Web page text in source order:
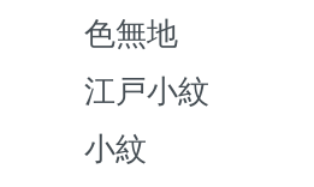
色無地
江戸小紋
小紋